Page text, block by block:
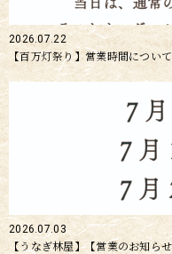
2026.07.22
【百万灯祭り】営業時間について
2026.07.03
【うなぎ林屋】【営業のお知ら